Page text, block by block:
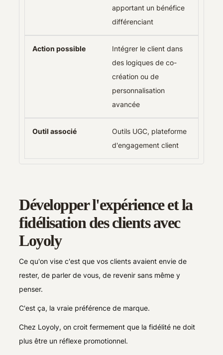
apportant un bénéfice
différenciant
Intégrer le client dans
des logiques de co-
création ou de
personnalisation
avancée
Outils UGC, plateforme
d'engagement client
Développer l'expérience et la
fidélisation des clients avec
Loyoly
Ce qu'on vise c'est que vos clients avaient envie de
rester, de parler de vous, de revenir sans même y
penser.
C'est ça, la vraie préférence de marque.
Chez Loyoly, on croit fermement que la fidélité ne doit
plus être un réflexe promotionnel.